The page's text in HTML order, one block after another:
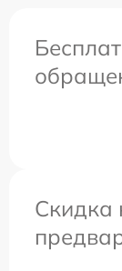
Скидка